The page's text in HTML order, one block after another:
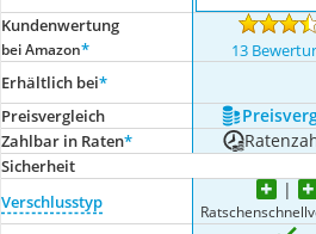
Kundenwertung
bei Amazon* 13
Erhältlich bei*
Preis­vergleich
Zahlbar in Raten*
Sicherheit
Verschlusstyp